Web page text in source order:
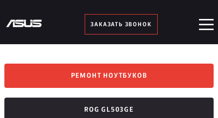
ЗАКАЗАТЬ ЗВОНОК
РЕМОНТ НОУТБУКОВ
ROG GL503GE